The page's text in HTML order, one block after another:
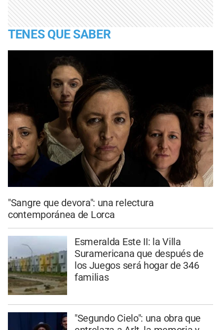
TENES QUE SABER
"Sangre que devora": una relectura
contemporánea de Lorca
Esmeralda Este II: la Villa
Suramericana que después de
los Juegos será hogar de 346
familias
"Segundo Cielo": una obra que